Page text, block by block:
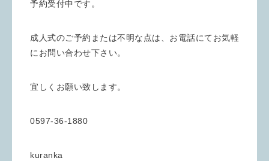
予約受付中です。
成人式のご予約または不明な点は、お電話にてお気軽
にお問い合わせ下さい。
宜しくお願い致します。
0597-36-1880
kuranka